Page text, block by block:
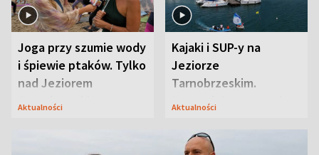
Joga przy szumie wody
i śpiewie ptaków. Tylko
nad Jeziorem
Tarnobrzeskim
Aktualności
Kajaki i SUP-y na
Jeziorze
Tarnobrzeskim.
Przyrodnicy zwracają
Aktualności